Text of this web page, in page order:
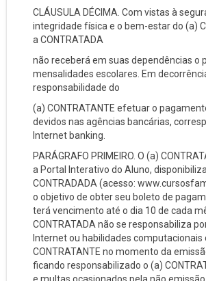
CLÁUSULA DÉCIMA. Com vistas à
integridade física e o bem-estar do (a)
a CONTRATADA
não receberá em suas dependências o
mensalidades escolares. Em
responsabilidade do
(a) CONTRATANTE efetuar o
devidos nas agências bancárias,
Internet banking.
PARÁGRAFO PRIMEIRO. O (a)
a Portal Interativo do Aluno,
CONTRADADA (acesso:
o objetivo de obter seu boleto de
terá vencimento até o dia 10 de cada
CONTRATADA não se responsabiliza
Internet ou habilidades computacionais
CONTRATANTE no momento da
ficando responsabilizado o (a)